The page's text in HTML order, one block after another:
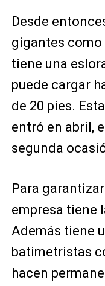
Desde
gigantes como
tiene una
puede cargar
de 20 pies.
entró en abril,
segunda
Para
empresa tiene
Además tiene
batimetristas
hacen